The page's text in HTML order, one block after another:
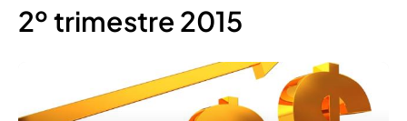
2º trimestre 2015